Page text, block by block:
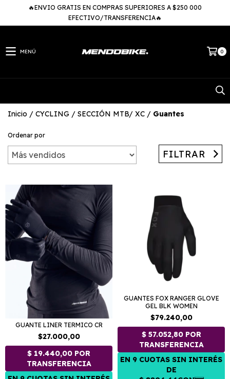
🔥ENVIO GRATIS EN COMPRAS SUPERIORES A $250 000
EFECTIVO/TRANSFERENCIA🔥
MENÚ 0
Inicio / CYCLING / SECCIÓN MTB/ XC / Guantes
Ordenar por
FILTRAR
GUANTE LINER TERMICO CR
$27.000,00
GUANTES FOX RANGER GLOVE
GEL BLK WOMEN
$79.240,00